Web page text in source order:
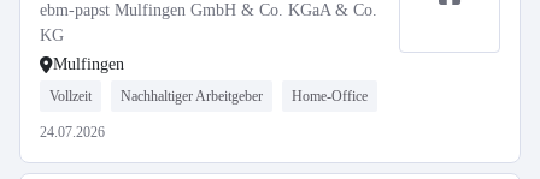
ebm-papst Mulfingen GmbH & Co. KGaA & Co.
KG
Mulfingen
Vollzeit Nachhaltiger Arbeitgeber Home-Office
24.07.2026